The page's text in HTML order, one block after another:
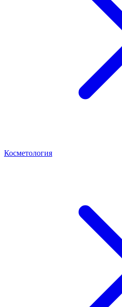
Косметология